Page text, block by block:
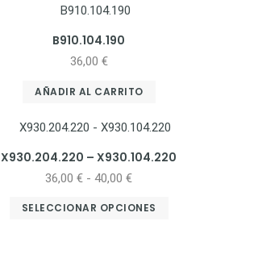
B910.104.190
36,00 €
AÑADIR AL CARRITO
X930.204.220 – X930.104.220
36,00€ - 40,00€
SELECCIONAR OPCIONES